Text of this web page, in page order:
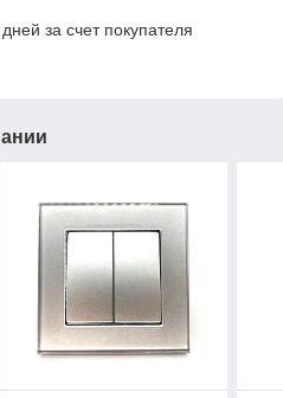
за счет покупателя